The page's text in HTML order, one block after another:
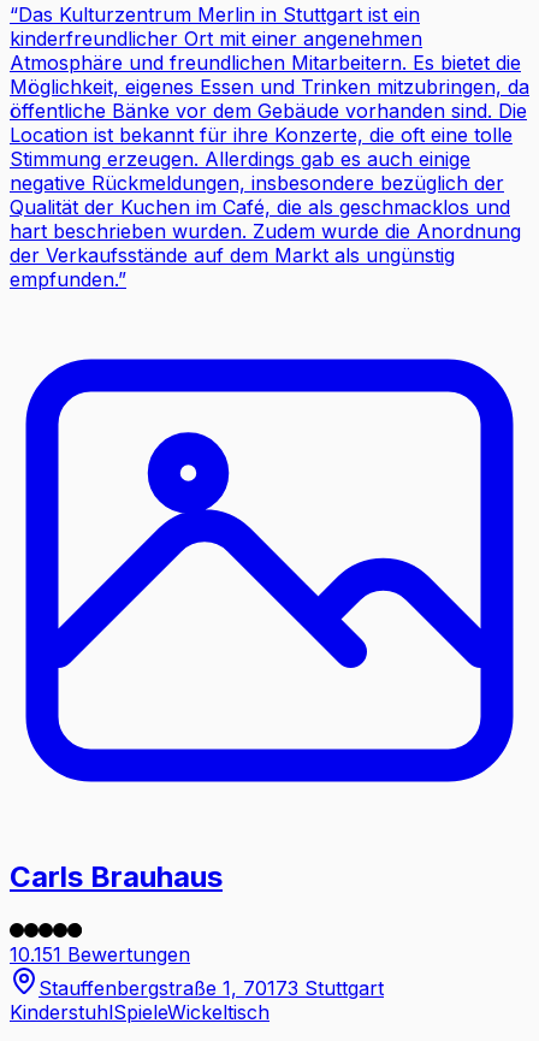
“Das Kulturzentrum Merlin in Stuttgart ist ein
kinderfreundlicher Ort mit einer angenehmen
Atmosphäre und freundlichen Mitarbeitern. Es bietet die
Möglichkeit, eigenes Essen und Trinken mitzubringen, da
öffentliche Bänke vor dem Gebäude vorhanden sind. Die
Location ist bekannt für ihre Konzerte, die oft eine tolle
Stimmung erzeugen. Allerdings gab es auch einige
negative Rückmeldungen, insbesondere bezüglich der
Qualität der Kuchen im Café, die als geschmacklos und
hart beschrieben wurden. Zudem wurde die Anordnung
der Verkaufsstände auf dem Markt als ungünstig
empfunden.”
Carls Brauhaus
10.151 Bewertungen
Stauffenbergstraße 1, 70173 Stuttgart
KinderstuhlSpieleWickeltisch